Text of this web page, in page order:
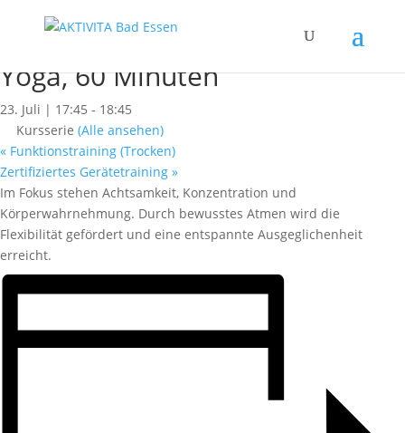
« Alle Kurse
Yoga, 60 Minuten
23. Juli | 17:45 - 18:45
Kursserie (Alle ansehen)
« Funktionstraining (Trocken)
Zertifiziertes Gerätetraining »
Im Fokus stehen Achtsamkeit, Konzentration und
Körperwahrnehmung. Durch bewusstes Atmen wird die
Flexibilität gefördert und eine entspannte Ausgeglichenheit
erreicht.